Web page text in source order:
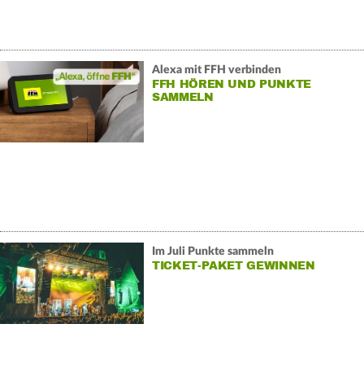
Alexa mit FFH verbinden
FFH HÖREN UND PUNKTE
SAMMELN
Im Juli Punkte sammeln
TICKET-PAKET GEWINNEN